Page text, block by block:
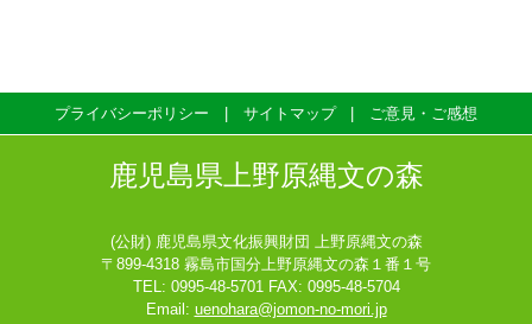
プライバシーポリシー サイトマップ ご意見・ご感想
鹿児島県上野原縄文の森
(公財) 鹿児島県文化振興財団 上野原縄文の森
〒899-4318 霧島市国分上野原縄文の森１番１号
TEL: 0995-48-5701 FAX: 0995-48-5704
Email: uenohara@jomon-no-mori.jp